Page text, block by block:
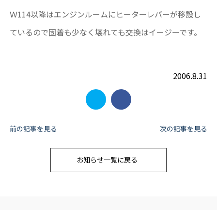
Ｗ114以降はエンジンルームにヒーターレバーが移設し
ているので固着も少なく壊れても交換はイージーです。
2006.8.31
投
前の記事を見る 次の記事を見る
お知らせ一覧に戻る